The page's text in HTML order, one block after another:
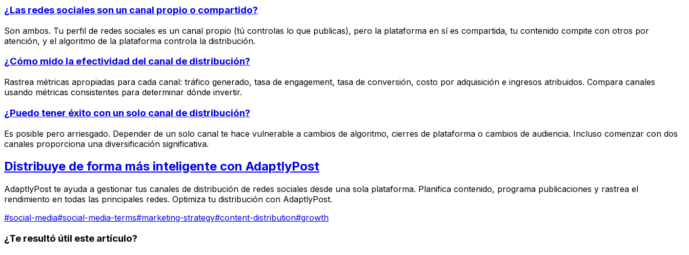
¿Las redes sociales son un canal propio o compartido?
Son ambos. Tu perfil de redes sociales es un canal propio (tú controlas lo que publicas), pero la plataforma en sí es compartida, tu contenido compite con otros por
atención, y el algoritmo de la plataforma controla la distribución.
¿Cómo mido la efectividad del canal de distribución?
Rastrea métricas apropiadas para cada canal: tráfico generado, tasa de engagement, tasa de conversión, costo por adquisición e ingresos atribuidos. Compara canales
usando métricas consistentes para determinar dónde invertir.
¿Puedo tener éxito con un solo canal de distribución?
Es posible pero arriesgado. Depender de un solo canal te hace vulnerable a cambios de algoritmo, cierres de plataforma o cambios de audiencia. Incluso comenzar con dos
canales proporciona una diversificación significativa.
Distribuye de forma más inteligente con AdaptlyPost
AdaptlyPost te ayuda a gestionar tus canales de distribución de redes sociales desde una sola plataforma. Planifica contenido, programa publicaciones y rastrea el
rendimiento en todas las principales redes. Optimiza tu distribución con AdaptlyPost.
#social-media#social-media-terms#marketing-strategy#content-distribution#growth
¿Te resultó útil este artículo?